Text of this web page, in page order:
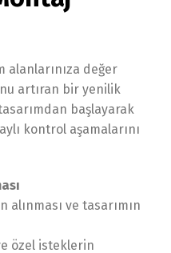
alanlarınıza değer
artıran bir yenilik
başlayarak
kontrol aşamalarını
ve tasarımın
özel isteklerin